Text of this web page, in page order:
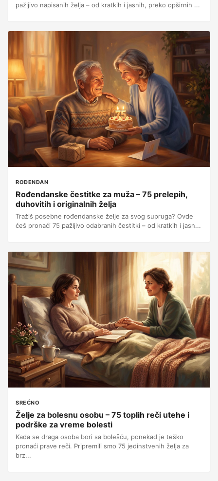
pažljivo napisanih želja – od kratkih i jasnih, preko opširnih ...
ROĐENDAN
Rođendanske čestitke za muža – 75 prelepih,
duhovitih i originalnih želja
Tražiš posebne rođendanske želje za svog supruga? Ovde
ćeš pronaći 75 pažljivo odabranih čestitki – od kratkih i jasn...
SREĆNO
Želje za bolesnu osobu – 75 toplih reči utehe i
podrške za vreme bolesti
Kada se draga osoba bori sa bolešću, ponekad je teško
pronaći prave reči. Pripremili smo 75 jedinstvenih želja za
brz...